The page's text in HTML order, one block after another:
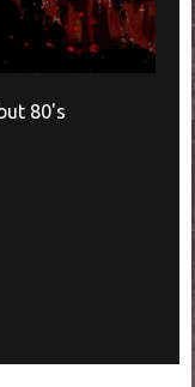
80's